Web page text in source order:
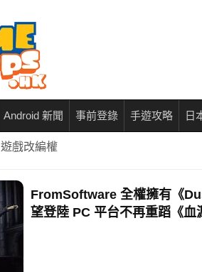
Android 新聞 事前登錄 手遊攻略 日
遊戲改編權
FromSoftware 全權擁有《
望登陸 PC 平台不再重蹈《血